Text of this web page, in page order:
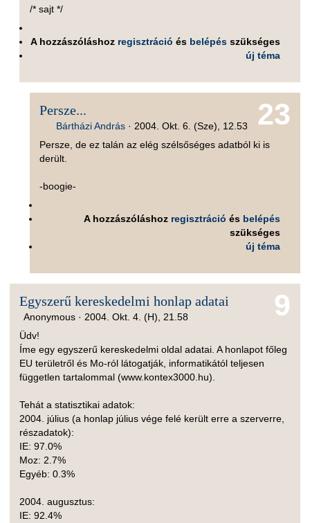
/* sajt */
A hozzászóláshoz regisztráció és belépés szükséges
új téma
23
Persze...
Bártházi András· 2004. Okt. 6. (Sze), 12.53
Persze, de ez talán az elég szélsőséges adatból ki is
derült.
-boogie-
A hozzászóláshoz regisztráció és belépés
szükséges
új téma
9
Egyszerű kereskedelmi honlap adatai
Anonymous · 2004. Okt. 4. (H), 21.58
Üdv!
Íme egy egyszerű kereskedelmi oldal adatai. A honlapot főleg
EU területről és Mo-ról látogatják, informatikától teljesen
független tartalommal (www.kontex3000.hu).
Tehát a statisztikai adatok:
2004. július (a honlap július vége felé került erre a szerverre,
részadatok):
IE: 97.0%
Moz: 2.7%
Egyéb: 0.3%
2004. augusztus:
IE: 92.4%